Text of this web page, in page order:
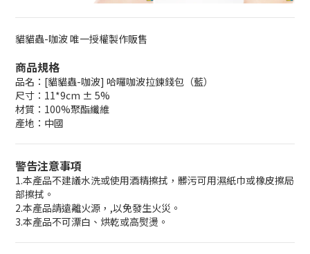
貓貓蟲-咖波 唯一授權製作販售
商品規格
品名：[貓貓蟲-咖波] 哈囉咖波拉鍊錢包（藍）
尺寸：11*9cm ± 5%
材質：100%聚酯纖維
產地：中國
警告注意事項
1.本產品不建議水洗或使用酒精擦拭，髒污可用濕紙巾或橡皮擦局
部擦拭。
2.本產品請遠離火源，,以免發生火災。
3.本產品不可漂白、烘乾或高熨燙。